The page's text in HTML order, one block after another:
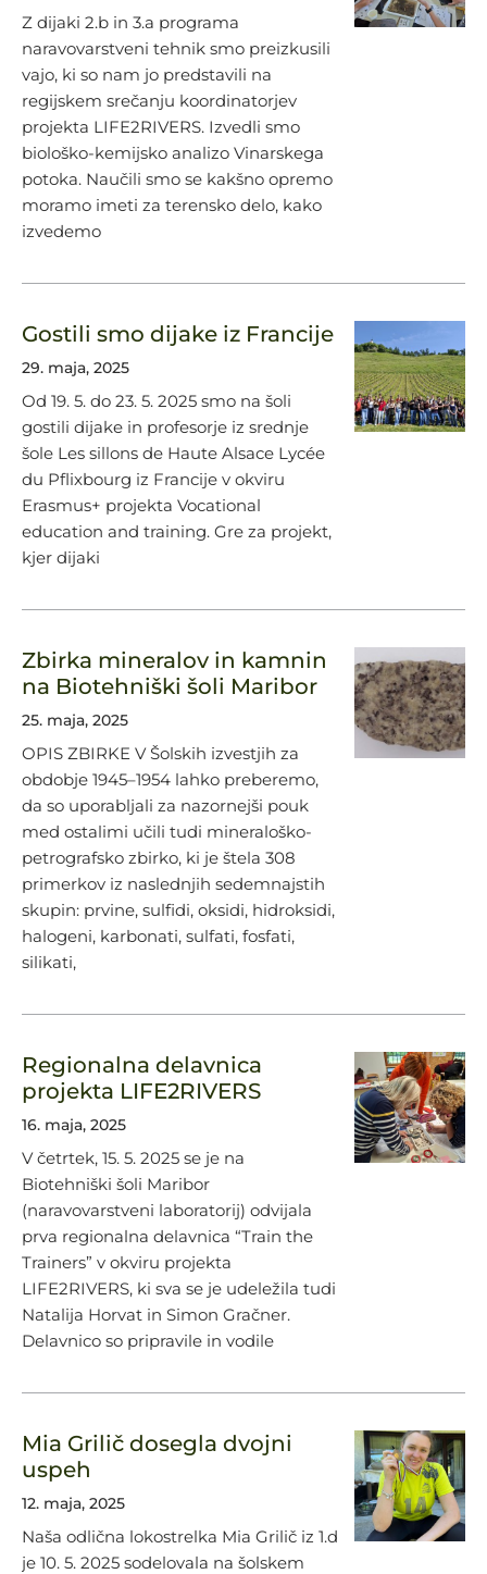
Z dijaki 2.b in 3.a programa
naravovarstveni tehnik smo preizkusili
vajo, ki so nam jo predstavili na
regijskem srečanju koordinatorjev
projekta LIFE2RIVERS. Izvedli smo
biološko-kemijsko analizo Vinarskega
potoka. Naučili smo se kakšno opremo
moramo imeti za terensko delo, kako
izvedemo
Gostili smo dijake iz Francije
29. maja, 2025
Od 19. 5. do 23. 5. 2025 smo na šoli
gostili dijake in profesorje iz srednje
šole Les sillons de Haute Alsace Lycée
du Pflixbourg iz Francije v okviru
Erasmus+ projekta Vocational
education and training. Gre za projekt,
kjer dijaki
Zbirka mineralov in kamnin
na Biotehniški šoli Maribor
25. maja, 2025
OPIS ZBIRKE V Šolskih izvestjih za
obdobje 1945–1954 lahko preberemo,
da so uporabljali za nazornejši pouk
med ostalimi učili tudi mineraloško-
petrografsko zbirko, ki je štela 308
primerkov iz naslednjih sedemnajstih
skupin: prvine, sulfidi, oksidi, hidroksidi,
halogeni, karbonati, sulfati, fosfati,
silikati,
Regionalna delavnica
projekta LIFE2RIVERS
16. maja, 2025
V četrtek, 15. 5. 2025 se je na
Biotehniški šoli Maribor
(naravovarstveni laboratorij) odvijala
prva regionalna delavnica “Train the
Trainers” v okviru projekta
LIFE2RIVERS, ki sva se je udeležila tudi
Natalija Horvat in Simon Gračner.
Delavnico so pripravile in vodile
Mia Grilič dosegla dvojni
uspeh
12. maja, 2025
Naša odlična lokostrelka Mia Grilič iz 1.d
je 10. 5. 2025 sodelovala na šolskem